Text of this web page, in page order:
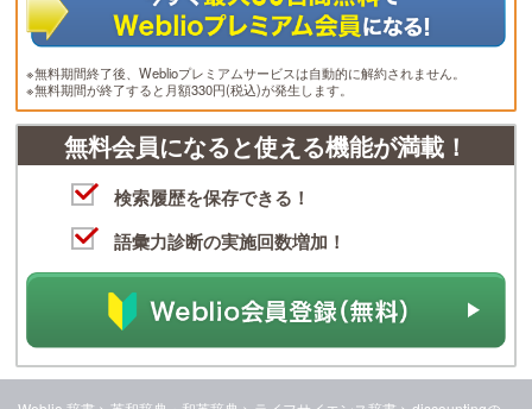
※無料期間終了後、Weblioプレミアムサービスは自動的に解約されません。
※無料期間が終了すると月額330円(税込)が発生します。
無料会員になると使える機能が満載！
検索履歴を保存できる！
語彙力診断の実施回数増加！